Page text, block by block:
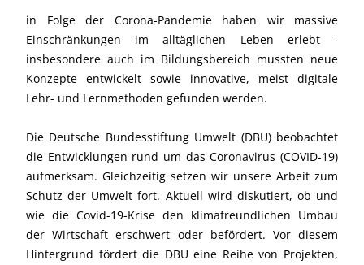
in Folge der Corona-Pandemie haben wir massive
Einschränkungen im alltäglichen Leben erlebt -
insbesondere auch im Bildungsbereich mussten neue
Konzepte entwickelt sowie innovative, meist digitale
Lehr- und Lernmethoden gefunden werden.
Die Deutsche Bundesstiftung Umwelt (DBU) beobachtet
die Entwicklungen rund um das Coronavirus (COVID-19)
aufmerksam. Gleichzeitig setzen wir unsere Arbeit zum
Schutz der Umwelt fort. Aktuell wird diskutiert, ob und
wie die Covid-19-Krise den klimafreundlichen Umbau
der Wirtschaft erschwert oder befördert. Vor diesem
Hintergrund fördert die DBU eine Reihe von Projekten,